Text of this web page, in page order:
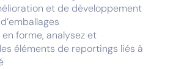
et de développement
forme, analysez et
éléments de reportings liés à